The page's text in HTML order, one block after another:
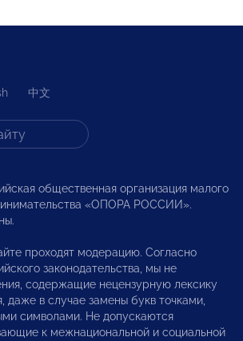
中文
общественная организация малого
«ОПОРА РОССИИ».
проходят модерацию. Согласно
законодательства, мы не
содержащие нецензурную лексику
даже в случае замены букв точками,
символами. Не допускаются
к межнациональной и социальной